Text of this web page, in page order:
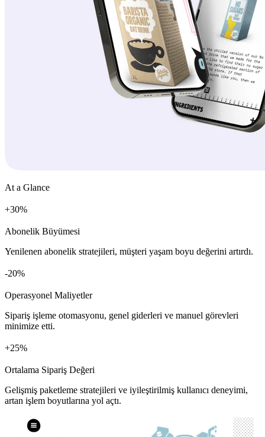
At a Glance
+ %
Abonelik Büyümesi
Yenilenen abonelik stratejileri, müşteri yaşam boyu değerini artırdı.
%
Operasyonel Maliyetler
Sipariş işleme otomasyonu, genel giderleri ve manuel görevleri
minimize etti.
+ %
Ortalama Sipariş Değeri
Gelişmiş paketleme stratejileri ve iyileştirilmiş kullanıcı deneyimi,
artan işlem boyutlarına yol açtı.